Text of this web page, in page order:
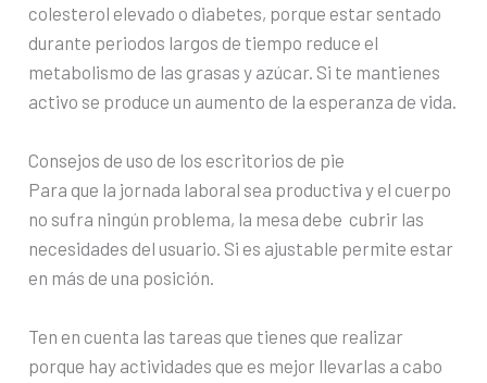
colesterol elevado o diabetes, porque estar sentado
durante periodos largos de tiempo reduce el
metabolismo de las grasas y azúcar. Si te mantienes
activo se produce un aumento de la esperanza de vida.
Consejos de uso de los escritorios de pie
Para que la jornada laboral sea productiva y el cuerpo
no sufra ningún problema, la mesa debe cubrir las
necesidades del usuario. Si es ajustable permite estar
en más de una posición.
Ten en cuenta las tareas que tienes que realizar
porque hay actividades que es mejor llevarlas a cabo